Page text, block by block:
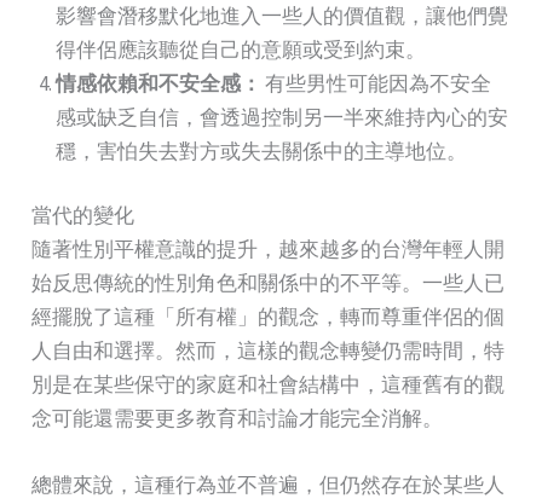
影響會潛移默化地進入一些人的價值觀，讓他們覺
得伴侶應該聽從自己的意願或受到約束。
情感依賴和不安全感： 有些男性可能因為不安全
感或缺乏自信，會透過控制另一半來維持內心的安
穩，害怕失去對方或失去關係中的主導地位。
當代的變化
隨著性別平權意識的提升，越來越多的台灣年輕人開
始反思傳統的性別角色和關係中的不平等。一些人已
經擺脫了這種「所有權」的觀念，轉而尊重伴侶的個
人自由和選擇。然而，這樣的觀念轉變仍需時間，特
別是在某些保守的家庭和社會結構中，這種舊有的觀
念可能還需要更多教育和討論才能完全消解。
總體來說，這種行為並不普遍，但仍然存在於某些人